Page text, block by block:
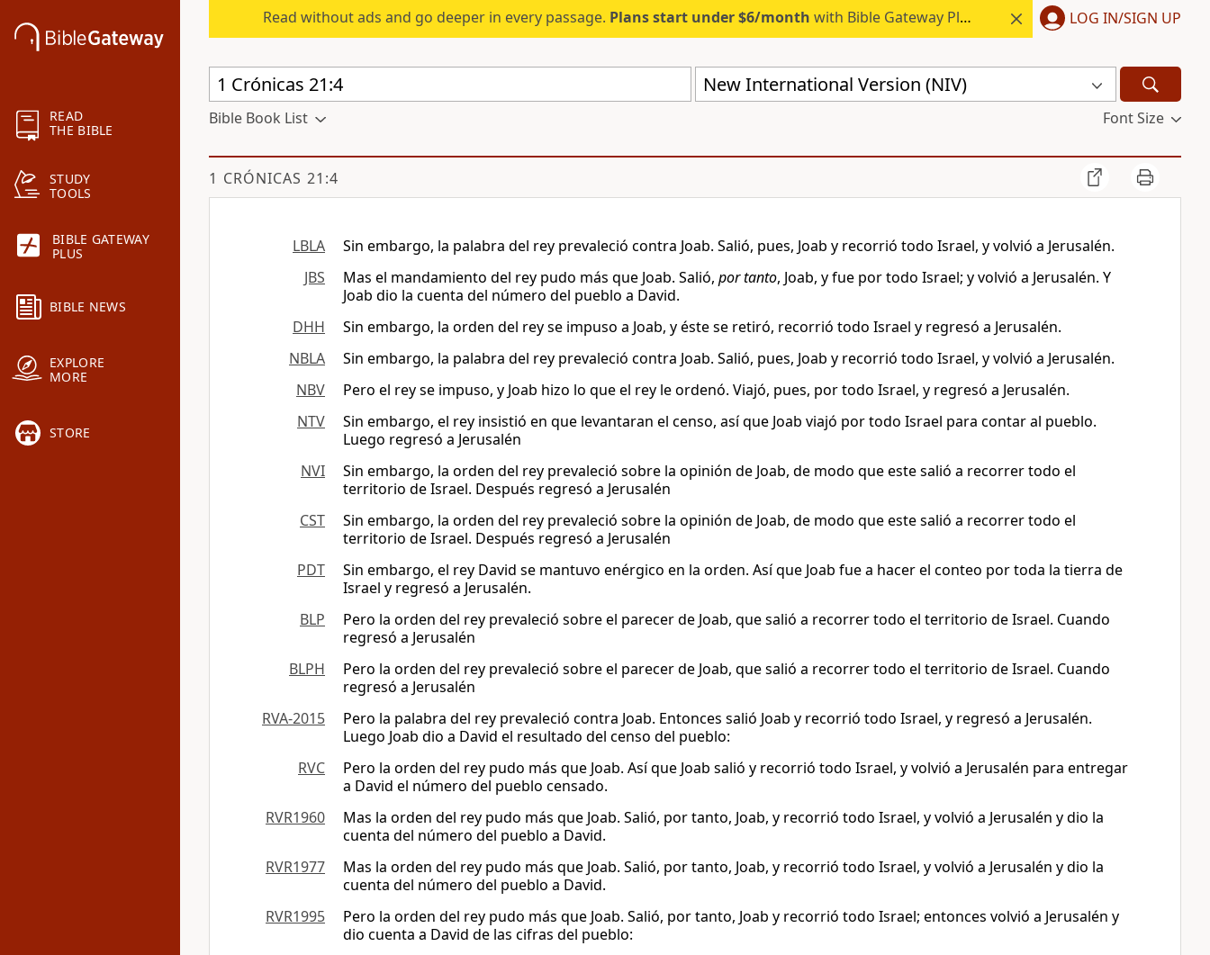
READ
THE BIBLE
STUDY
TOOLS
BIBLE GATEWAY
PLUS
BIBLE NEWS
EXPLORE
MORE
STORE
Read without ads and go deeper in every passage. Plans start under $6/month with Bible Gateway Plus. LOG IN/SIGN UP
New International Version (NIV)
Bible Book List Font Size
1 CRÓNICAS 21:4
LBLA
Sin embargo, la palabra del rey prevaleció contra Joab. Salió, pues, Joab y recorrió todo Israel, y volvió a Jerusalén.
JBS
Mas el mandamiento del rey pudo más que Joab. Salió, por tanto, Joab, y fue por todo Israel; y volvió a Jerusalén. Y
Joab dio la cuenta del número del pueblo a David.
DHH
Sin embargo, la orden del rey se impuso a Joab, y éste se retiró, recorrió todo Israel y regresó a Jerusalén.
NBLA
Sin embargo, la palabra del rey prevaleció contra Joab. Salió, pues, Joab y recorrió todo Israel, y volvió a Jerusalén.
NBV
Pero el rey se impuso, y Joab hizo lo que el rey le ordenó. Viajó, pues, por todo Israel, y regresó a Jerusalén.
NTV
Sin embargo, el rey insistió en que levantaran el censo, así que Joab viajó por todo Israel para contar al pueblo.
Luego regresó a Jerusalén
NVI
Sin embargo, la orden del rey prevaleció sobre la opinión de Joab, de modo que este salió a recorrer todo el
territorio de Israel. Después regresó a Jerusalén
CST
Sin embargo, la orden del rey prevaleció sobre la opinión de Joab, de modo que este salió a recorrer todo el
territorio de Israel. Después regresó a Jerusalén
PDT
Sin embargo, el rey David se mantuvo enérgico en la orden. Así que Joab fue a hacer el conteo por toda la tierra de
Israel y regresó a Jerusalén.
BLP
Pero la orden del rey prevaleció sobre el parecer de Joab, que salió a recorrer todo el territorio de Israel. Cuando
regresó a Jerusalén
BLPH
Pero la orden del rey prevaleció sobre el parecer de Joab, que salió a recorrer todo el territorio de Israel. Cuando
regresó a Jerusalén
RVA-2015
Pero la palabra del rey prevaleció contra Joab. Entonces salió Joab y recorrió todo Israel, y regresó a Jerusalén.
Luego Joab dio a David el resultado del censo del pueblo:
RVC
Pero la orden del rey pudo más que Joab. Así que Joab salió y recorrió todo Israel, y volvió a Jerusalén para entregar
a David el número del pueblo censado.
RVR1960
Mas la orden del rey pudo más que Joab. Salió, por tanto, Joab, y recorrió todo Israel, y volvió a Jerusalén y dio la
cuenta del número del pueblo a David.
RVR1977
Mas la orden del rey pudo más que Joab. Salió, por tanto, Joab, y recorrió todo Israel, y volvió a Jerusalén y dio la
cuenta del número del pueblo a David.
RVR1995
Pero la orden del rey pudo más que Joab. Salió, por tanto, Joab y recorrió todo Israel; entonces volvió a Jerusalén y
dio cuenta a David de las cifras del pueblo: